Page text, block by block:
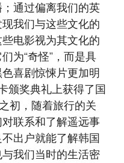
通过偏离我们的英
我们与这些文化的
电影视为其文化的
为“奇怪”，而是具
喜剧惊悚片更加明
颁奖典礼上获得了国
初，随着旅行的关
联系和了解遥远事
出户就能了解韩国
我们当时的生活密